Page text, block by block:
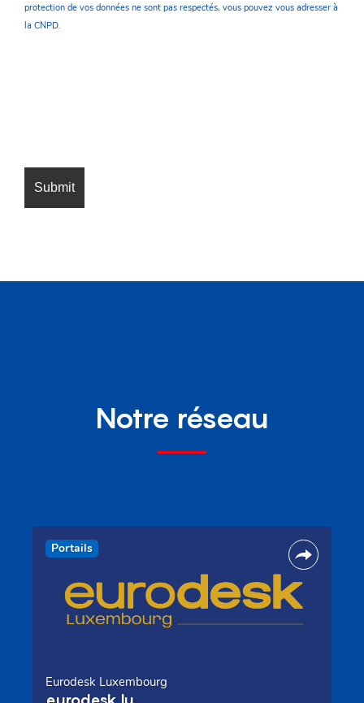
protection de vos données ne sont pas respectés, vous pouvez vous adresser à
la CNPD.
Notre réseau
Portails
Eurodesk Luxembourg